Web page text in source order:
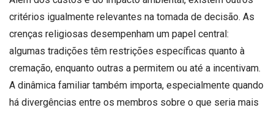
critérios igualmente relevantes na tomada de decisão. As
crenças religiosas desempenham um papel central:
algumas tradições têm restrições específicas quanto à
cremação, enquanto outras a permitem ou até a incentivam.
A dinâmica familiar também importa, especialmente quando
há divergências entre os membros sobre o que seria mais